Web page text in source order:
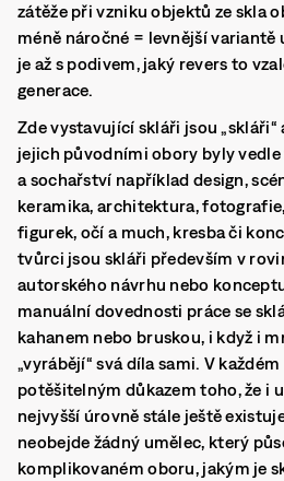
zátěže při vzniku objektů ze skla
méně náročné = levnější variantě
je až s podivem, jaký revers to
generace.
Zde vystavující skláři jsou „skláři“
jejich původními obory byly
a sochařství například design,
keramika, architektura,
figurek, očí a much, kresba či
tvůrci jsou skláři především v
autorského návrhu nebo
manuální dovednosti práce se
kahanem nebo bruskou, i když i
„vyrábějí“ svá díla sami. V
potěšitelným důkazem toho, že i
nejvyšší úrovně stále ještě existuje
neobejde žádný umělec, který
komplikovaném oboru, jakým je